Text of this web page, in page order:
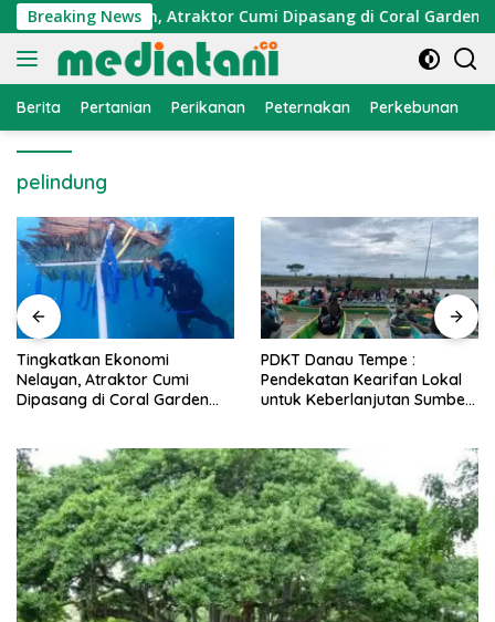
Langsung
ke
konten
Breaking News
Nelayan, Atraktor Cumi Dipasang di Coral Garden
Berita Pertanian Perikanan Peternakan Perkebunan
pelindung
PDKT Danau Tempe :
Pendekatan Kearifan Lokal
untuk Keberlanjutan Sumber
Cara Mengatasi Penyakit
PMK pada Sapi Perah Secara
Alami dan Medis